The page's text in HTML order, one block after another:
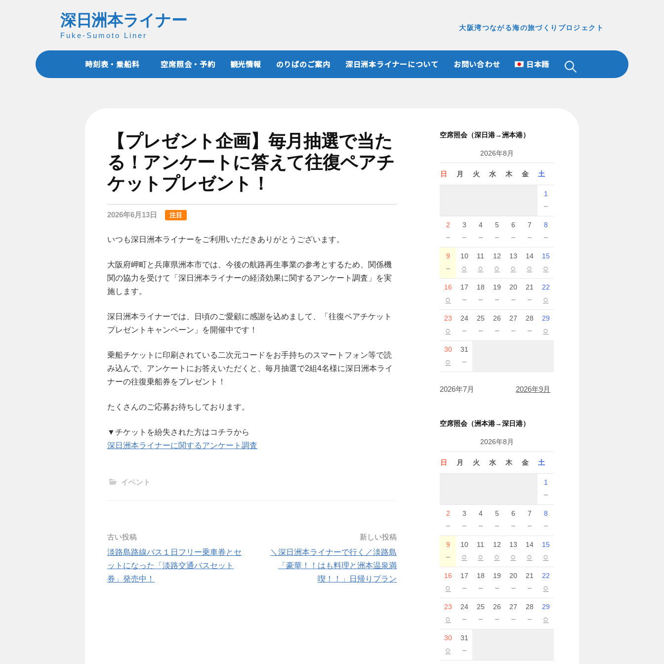
深日洲本ライナー
Fuke-Sumoto Liner
大阪湾つながる海の旅づくりプロジェクト
時刻表・乗船料 空席照会・予約 観光情報 のりばのご案内 深日洲本ライナーについて お問い合わせ 日本語
検
【プレゼント企画】毎月抽選で当た
る！アンケートに答えて往復ペアチ
ケットプレゼント！
2026年6月13日 注目
いつも深日洲本ライナーをご利用いただきありがとうございます。
大阪府岬町と兵庫県洲本市では、今後の航路再生事業の参考とするため、関係機
関の協力を受けて「深日洲本ライナーの経済効果に関するアンケート調査」を実
施します。
深日洲本ライナーでは、日頃のご愛顧に感謝を込めまして、「往復ペアチケット
プレゼントキャンペーン」を開催中です！
乗船チケットに印刷されている二次元コードをお手持ちのスマートフォン等で読
み込んで、アンケートにお答えいただくと、毎月抽選で2組4名様に深日洲本ライ
ナーの往復乗船券をプレゼント！
たくさんのご応募お待ちしております。
▼チケットを紛失された方はコチラから
深日洲本ライナーに関するアンケート調査
イベント
投
稿
ナ
古い投稿
淡路島路線バス１日フリー乗車券とセ
ットになった「淡路交通バスセット
券」発売中！
新しい投稿
＼深日洲本ライナーで行く／淡路島
「豪華！！はも料理と洲本温泉満
喫！！」日帰りプラン
空席照会（深日港→洲本港）
2026年8月
日 月 火 水 木 金 土
1
－
2
－
3
－
4
－
5
－
6
－
7
－
8
－
9
－
10
○
11
○
12
○
13
○
14
○
15
○
16
○
17
－
18
－
19
－
20
－
21
－
22
○
23
○
24
－
25
－
26
－
27
－
28
－
29
○
30
○
31
－
2026年7月 2026年9月
空席照会（洲本港→深日港）
2026年8月
日 月 火 水 木 金 土
1
－
2
－
3
－
4
－
5
－
6
－
7
－
8
－
9
－
10
○
11
○
12
○
13
○
14
○
15
○
16
○
17
－
18
－
19
－
20
－
21
－
22
○
23
○
24
－
25
－
26
－
27
－
28
－
29
○
30
○
31
－